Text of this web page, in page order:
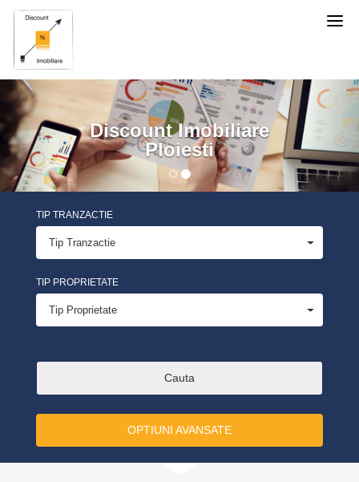
Discount
Imobiliare
Discount Imobiliare
Ploiesti
Previous
TIP TRANZACTIE
Tip Tranzactie
TIP PROPRIETATE
Tip Proprietate
OPTIUNI AVANSATE